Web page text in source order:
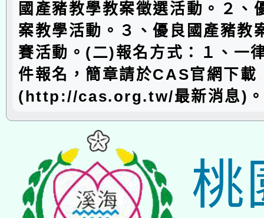
國產豬教學教案徵選活動。２、
案教學活動。３、優良國產豬教
賽活動。(二)報名方式：１、一
件報名，簡章請於CAS官網下載
(http://cas.org.tw/最新消息)
桃